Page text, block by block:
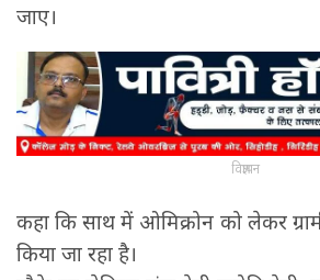
जाए।
विज्ञापन
कहा कि साथ में ओमिक्रोन को लेकर
किया जा रहा है।